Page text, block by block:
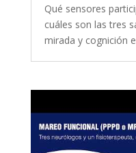
Qué sensores
cuáles son las tres
mirada y cognición